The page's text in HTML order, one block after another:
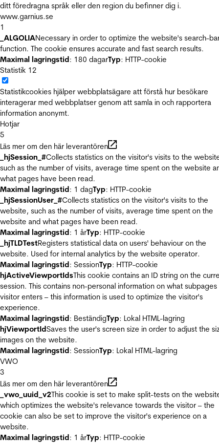
ditt föredragna språk eller den region du befinner dig i.
www.garnius.se
1
_ALGOLIANecessary in order to optimize the website's search-
function. The cookie ensures accurate and fast search results.
Maximal lagringstid: 180 dagarTyp: HTTP-cookie
Statistik 12
Statistikcookies hjälper webbplatsägare att förstå hur besökare
interagerar med webbplatser genom att samla in och rapportera
information anonymt.
Hotjar
5
Läs mer om den här leverantören
_hjSession_#Collects statistics on the visitor's visits to the
such as the number of visits, average time spent on the website
what pages have been read.
Maximal lagringstid: 1 dagTyp: HTTP-cookie
_hjSessionUser_#Collects statistics on the visitor's visits to the
website, such as the number of visits, average time spent on the
website and what pages have been read.
Maximal lagringstid: 1 årTyp: HTTP-cookie
_hjTLDTestRegisters statistical data on users' behaviour on the
website. Used for internal analytics by the website operator.
Maximal lagringstid: SessionTyp: HTTP-cookie
hjActiveViewportIdsThis cookie contains an ID string on the
session. This contains non-personal information on what
visitor enters – this information is used to optimize the visitor's
experience.
Maximal lagringstid: BeständigTyp: Lokal HTML-lagring
hjViewportIdSaves the user's screen size in order to adjust the
images on the website.
Maximal lagringstid: SessionTyp: Lokal HTML-lagring
VWO
3
Läs mer om den här leverantören
_vwo_uuid_v2This cookie is set to make split-tests on the
which optimizes the website's relevance towards the visitor – the
cookie can also be set to improve the visitor's experience on a
website.
Maximal lagringstid: 1 årTyp: HTTP-cookie